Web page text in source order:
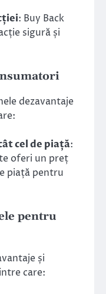
: Buy Back
sigură și
dezavantaje
cel de piață:
oferi un preț
piață pentru
pentru
și
care: